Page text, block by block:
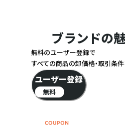
ブランドの
無料のユーザー登録で
すべての商品の卸価格・取引条
ユーザー登録
無料